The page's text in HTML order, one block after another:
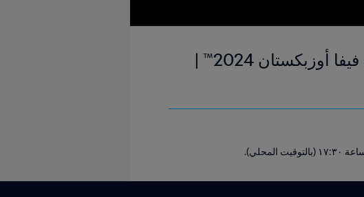
كوستاريكا وهولندا | المجموعة ١ | كأس العالم لكرة الصالات فيفا أوزبكستان 2024™ |